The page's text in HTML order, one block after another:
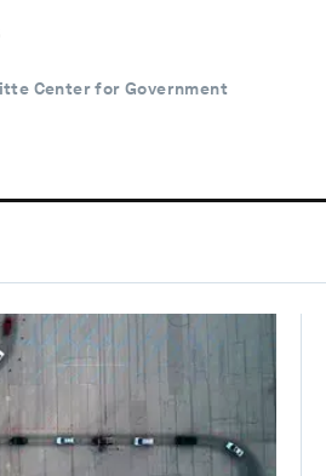
Center for Government